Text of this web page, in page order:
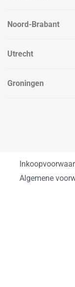
Noord-Brabant
Utrecht
Groningen
Algemene